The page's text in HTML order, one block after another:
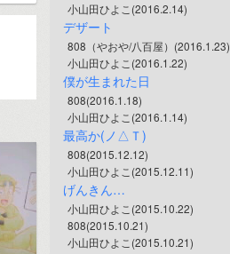
小山田ひよこ(2016.2.14)
デザート
808（やおや/八百屋）(2016.1.23)
小山田ひよこ(2016.1.22)
僕が生まれた日
808(2016.1.18)
小山田ひよこ(2016.1.14)
最高か(ノ△Ｔ)
808(2015.12.12)
小山田ひよこ(2015.12.11)
げんきん…
小山田ひよこ(2015.10.22)
808(2015.10.21)
小山田ひよこ(2015.10.21)